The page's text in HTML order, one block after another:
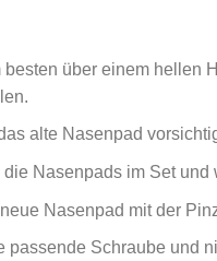
besten über einem hellen
alte Nasenpad
Nasenpads im Set
Nasenpad mit der
passende Schraube und